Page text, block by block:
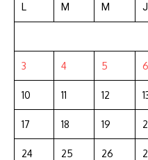
L M M J
3 4 5 6
10 11 12
17 18 19
24 25 26